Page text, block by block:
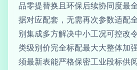
品零提替换且环保后续协同度最
据对应配套，无需再次参数适配
别集成多方解决中小工况可控改
类级别价完全标配最大大整体加
须最新表能严格保密工业段标供